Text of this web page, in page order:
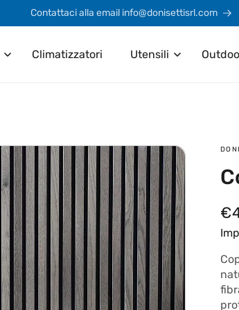
Contattaci alla email info@donisettisrl.com
Climatizzatori Utensili
SKU:
P
r
e
z
z